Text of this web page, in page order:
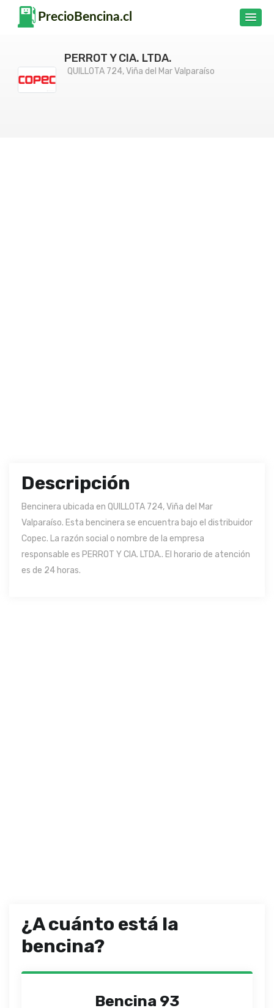
PERROT Y CIA. LTDA.
QUILLOTA 724, Viña del Mar Valparaíso
Descripción
Bencinera ubicada en QUILLOTA 724, Viña del Mar
Valparaíso. Esta bencinera se encuentra bajo el distribuidor
Copec. La razón social o nombre de la empresa
responsable es PERROT Y CIA. LTDA.. El horario de atención
es de 24 horas.
¿A cuánto está la
bencina?
Bencina 93